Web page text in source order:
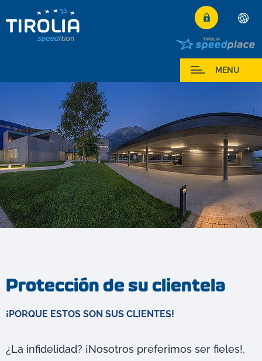
Deutsch
English
Français
Español
Polski
Česky
Magyar
Hrvatski
Română
MENU
Protección de su clientela
¡PORQUE ESTOS SON SUS CLIENTES!
¿La infidelidad? ¡Nosotros preferimos ser fieles!,